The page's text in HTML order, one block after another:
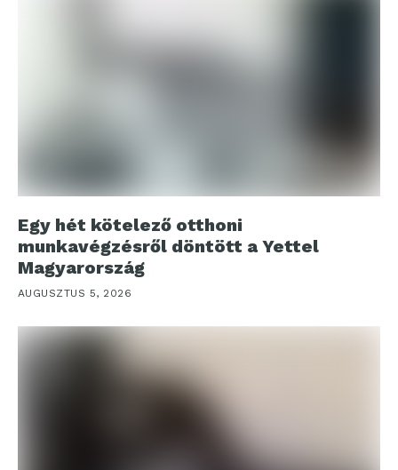
Egy hét kötelező otthoni
munkavégzésről döntött a Yettel
Magyarország
AUGUSZTUS 5, 2026